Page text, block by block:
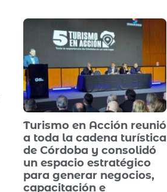
Turismo en Acción reunió
a toda la cadena turística
de Córdoba y consolidó
un espacio estratégico
para generar negocios,
capacitación e